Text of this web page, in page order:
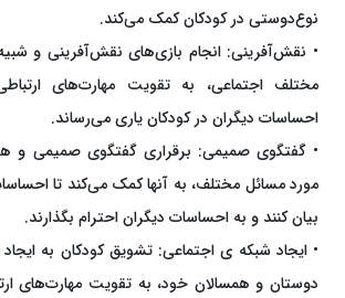
نوع‌دوستی در کودکان کمک می‌کند.
• نقش‌آفرینی: انجام بازی‌های نقش‌آفرینی و
مختلف اجتماعی، به تقویت مهارت‌های
احساسات دیگران در کودکان یاری می‌رساند.
• گفتگوی صمیمی: برقراری گفتگوی صمیمی و
مورد مسائل مختلف، به آنها کمک می‌کند تا
بیان کنند و به احساسات دیگران احترام بگذارند.
• ایجاد شبکه ی اجتماعی: تشویق کودکان به
دوستان و همسالان خود، به تقویت مهارت‌های